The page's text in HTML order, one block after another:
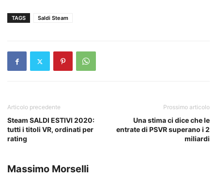
TAGS Saldi Steam
Articolo precedente
Steam SALDI ESTIVI 2020:
tutti i titoli VR, ordinati per
rating
Prossimo articolo
Una stima ci dice che le
entrate di PSVR superano i 2
miliardi
Massimo Morselli